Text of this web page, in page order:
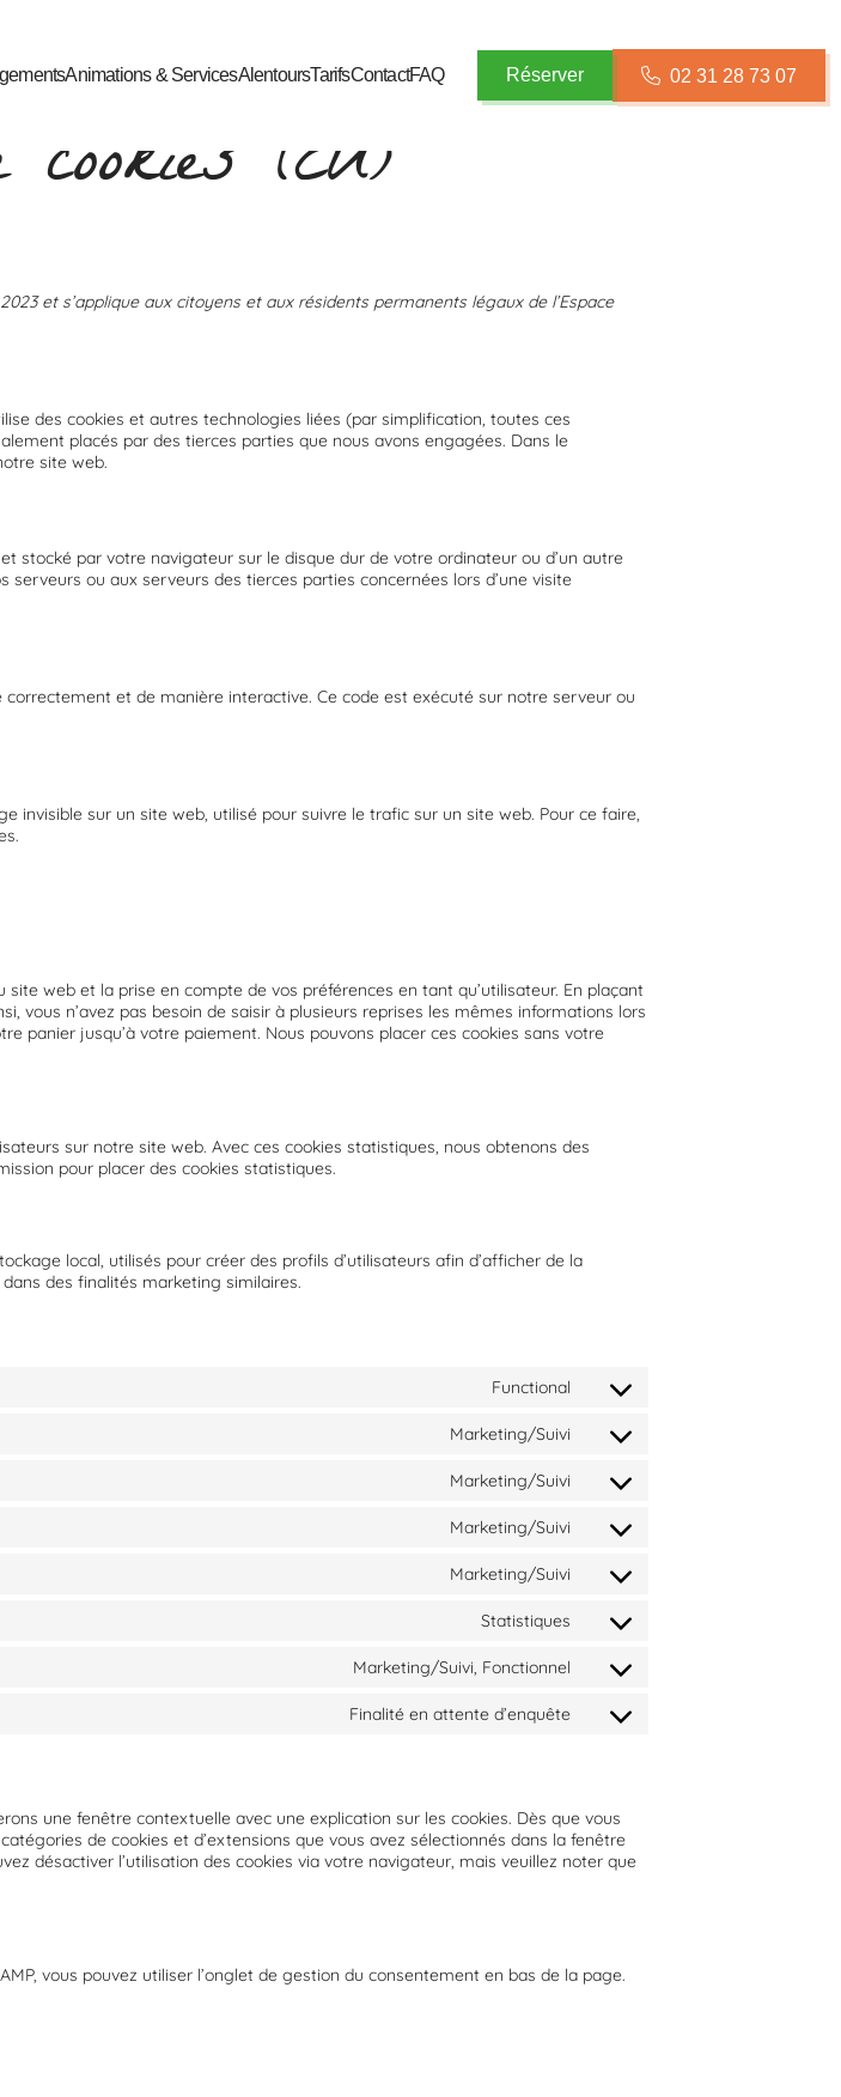
Animations & ServicesAlentoursTarifsContactFAQ Réserver 02 31 28 73 07
(EU)
et s’applique aux citoyens et aux résidents permanents légaux de l’Espace
des cookies et autres technologies liées (par simplification, toutes ces
placés par des tierces parties que nous avons engagées. Dans le
site web.
stocké par votre navigateur sur le disque dur de votre ordinateur ou d’un autre
ou aux serveurs des tierces parties concernées lors d’une visite
et de manière interactive. Ce code est exécuté sur notre serveur ou
invisible sur un site web, utilisé pour suivre le trafic sur un site web. Pour ce faire,
web et la prise en compte de vos préférences en tant qu’utilisateur. En plaçant
vous n’avez pas besoin de saisir à plusieurs reprises les mêmes informations lors
panier jusqu’à votre paiement. Nous pouvons placer ces cookies sans votre
sur notre site web. Avec ces cookies statistiques, nous obtenons des
pour placer des cookies statistiques.
local, utilisés pour créer des profils d’utilisateurs afin d’afficher de la
des finalités marketing similaires.
Functional
Marketing/Suivi
Marketing/Suivi
Marketing/Suivi
Marketing/Suivi
Statistiques
Marketing/Suivi, Fonctionnel
Finalité en attente d’enquête
une fenêtre contextuelle avec une explication sur les cookies. Dès que vous
de cookies et d’extensions que vous avez sélectionnés dans la fenêtre
désactiver l’utilisation des cookies via votre navigateur, mais veuillez noter que
vous pouvez utiliser l’onglet de gestion du consentement en bas de la page.